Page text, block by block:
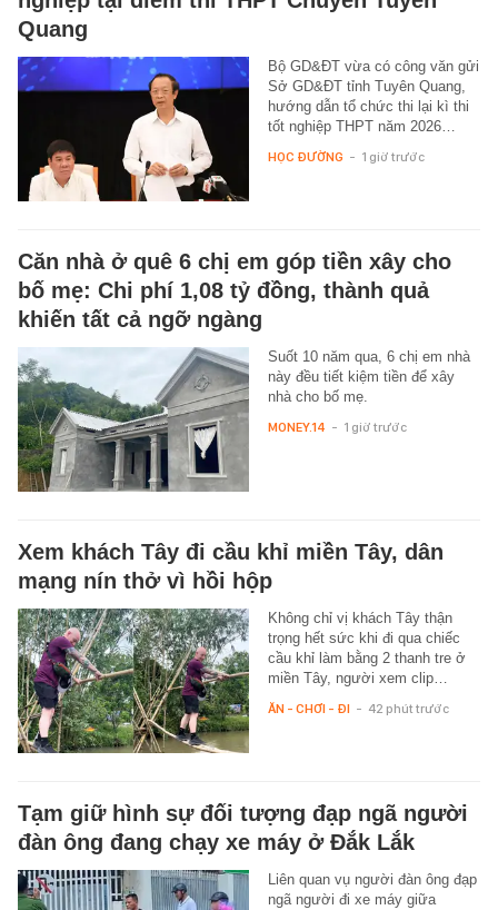
Quang
Bộ GD&ĐT vừa có công văn gửi
Sở GD&ĐT tỉnh Tuyên Quang,
hướng dẫn tổ chức thi lại kì thi
tốt nghiệp THPT năm 2026…
HỌC ĐƯỜNG - 1 giờ trước
Căn nhà ở quê 6 chị em góp tiền xây cho
bố mẹ: Chi phí 1,08 tỷ đồng, thành quả
khiến tất cả ngỡ ngàng
Suốt 10 năm qua, 6 chị em nhà
này đều tiết kiệm tiền để xây
nhà cho bố mẹ.
MONEY.14 - 1 giờ trước
Xem khách Tây đi cầu khỉ miền Tây, dân
mạng nín thở vì hồi hộp
Không chỉ vị khách Tây thận
trọng hết sức khi đi qua chiếc
cầu khỉ làm bằng 2 thanh tre ở
miền Tây, người xem clip…
ĂN - CHƠI - ĐI - 42 phút trước
Tạm giữ hình sự đối tượng đạp ngã người
đàn ông đang chạy xe máy ở Đắk Lắk
Liên quan vụ người đàn ông đạp
ngã người đi xe máy giữa